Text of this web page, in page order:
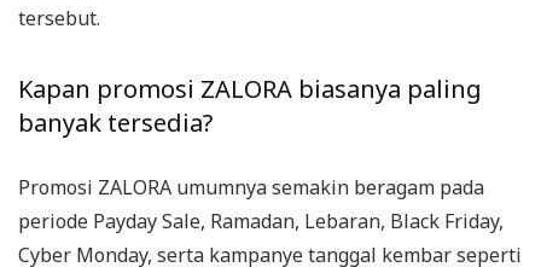
tersebut.
Kapan promosi ZALORA biasanya paling
banyak tersedia?
Promosi ZALORA umumnya semakin beragam pada
periode Payday Sale, Ramadan, Lebaran, Black Friday,
Cyber Monday, serta kampanye tanggal kembar seperti